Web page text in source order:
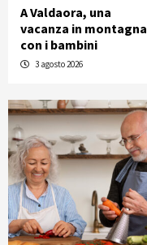
A Valdaora, una
vacanza in montagna
con i bambini
3 agosto 2026